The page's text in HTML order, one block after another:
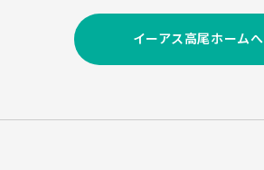
イーアス高尾ホームへ